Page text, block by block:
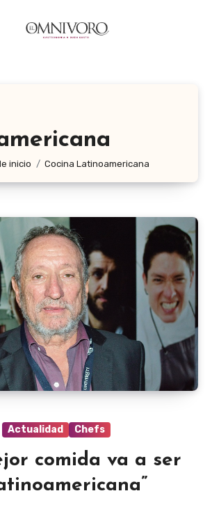
inicio Cocina Latinoamericana
Actualidad Chefs
comida va a ser